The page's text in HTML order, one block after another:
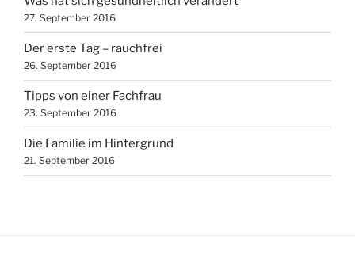
27. September 2016
Der erste Tag – rauchfrei
26. September 2016
Tipps von einer Fachfrau
23. September 2016
Die Familie im Hintergrund
21. September 2016